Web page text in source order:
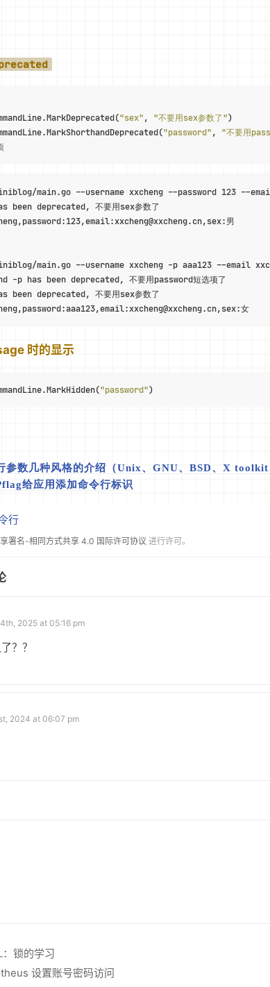
"sex" , "不要用sex参数了")
"password" , "不要用
main.go --username xxcheng --password 123 --
been deprecated, 不要用sex参数了
男
main.go --username xxcheng -p aaa123 --email
-p has been deprecated, 不要用password短选项了
been deprecated, 不要用sex参数了
女
时的显示
"password")
参数几种风格的介绍（Unix、GNU、BSD、X toolkit
给应用添加命令行标识
行
署名-相同方式共享 4.0 国际许可协议 进行许可。
2025 at 05:16 pm
？？
2024 at 06:07 pm
：锁的学习
设置账号密码访问